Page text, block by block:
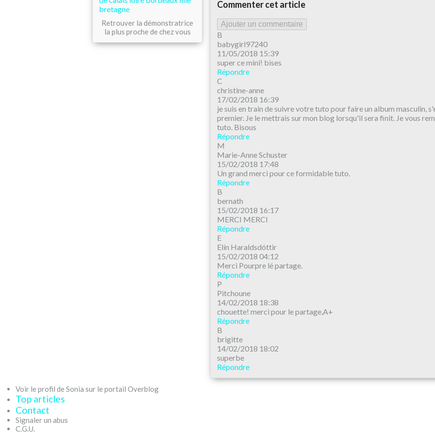
Retrouver la démonstratrice
la plus proche de chez vous
Commenter cet article
Ajouter un commentaire
B
babygirl97240
11/05/2018 15:39
super ce mini! bises
Répondre
C
christine-anne
17/02/2018 16:39
je suis en train de suivre votre tuto pour faire un album masculin,
premier. Je le mettrais sur mon blog lorsqu'il sera finit. Je vous
tuto. Bisous
Répondre
M
Marie-Anne Schuster
15/02/2018 17:48
Un grand merci pour ce formidable tuto.
Répondre
B
bernath
15/02/2018 16:17
MERCI MERCI
Répondre
E
Elín Haraldsdóttir
15/02/2018 04:12
Merci Pourpre lé partage.
Répondre
P
Pitchoune
14/02/2018 18:38
chouette! merci pour le partage,A+
Répondre
B
brigitte
14/02/2018 18:02
superbe
Répondre
Voir le profil de Sonia sur le portail Overblog
Top articles
Contact
Signaler un abus
C.G.U.